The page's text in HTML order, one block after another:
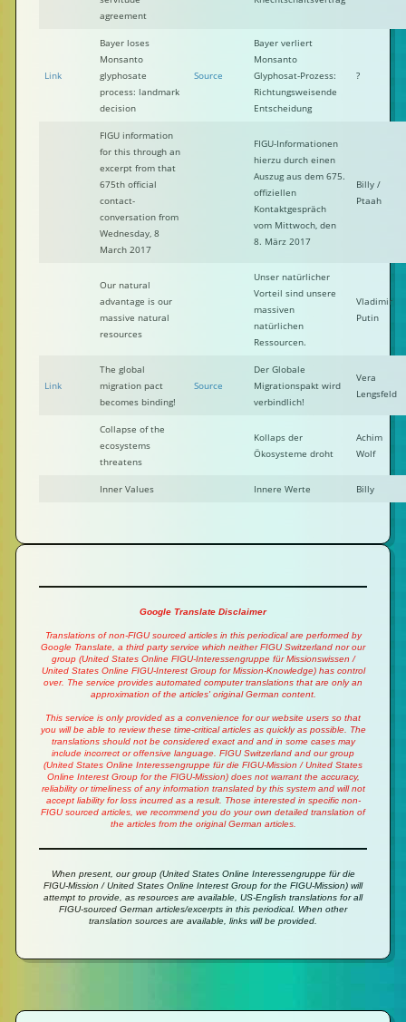
agreement
Link
Bayer loses
Monsanto
glyphosate
process: landmark
decision
Source
Bayer verliert
Monsanto
Glyphosat-Prozess:
Richtungsweisende
Entscheidung
?
FIGU information
for this through an
excerpt from that
675th official
contact-
conversation from
Wednesday, 8
March 2017
FIGU-Informationen
hierzu durch einen
Auszug aus dem 675.
offiziellen
Kontaktgespräch
vom Mittwoch, den
8. März 2017
Billy /
Ptaah
Our natural
advantage is our
massive natural
resources
Unser natürlicher
Vorteil sind unsere
massiven
natürlichen
Ressourcen.
Vladimir
Putin
Link
The global
migration pact
becomes binding!
Source
Der Globale
Migrationspakt wird
verbindlich!
Vera
Lengsfeld
Collapse of the
ecosystems
threatens
Kollaps der
Ökosysteme droht
Achim
Wolf
Inner Values Innere Werte Billy
Google Translate Disclaimer
Translations of non-FIGU sourced articles in this periodical are performed by
Google Translate, a third party service which neither FIGU Switzerland nor our
group (United States Online FIGU-Interessengruppe für Missionswissen /
United States Online FIGU-Interest Group for Mission-Knowledge) has control
over. The service provides automated computer translations that are only an
approximation of the articles' original German content.
This service is only provided as a convenience for our website users so that
you will be able to review these time-critical articles as quickly as possible. The
translations should not be considered exact and and in some cases may
include incorrect or offensive language. FIGU Switzerland and our group
(United States Online Interessengruppe für die FIGU-Mission / United States
Online Interest Group for the FIGU-Mission) does not warrant the accuracy,
reliability or timeliness of any information translated by this system and will not
accept liability for loss incurred as a result. Those interested in specific non-
FIGU sourced articles, we recommend you do your own detailed translation of
the articles from the original German articles.
When present, our group (United States Online Interessengruppe für die
FIGU-Mission / United States Online Interest Group for the FIGU-Mission) will
attempt to provide, as resources are available, US-English translations for all
FIGU-sourced German articles/excerpts in this periodical. When other
translation sources are available, links will be provided.